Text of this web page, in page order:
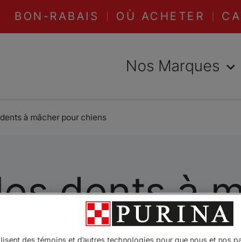
BON-RABAIS OÙ ACHETER
Nos Marques
à mâcher pour chiens
dents à
des témoins et d’autres technologies pour que nous et nos